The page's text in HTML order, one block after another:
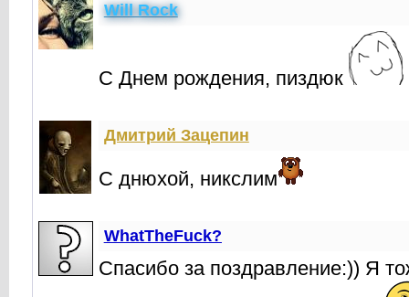
Will Rock
С Днем рождения, пиздюк
Дмитрий Зацепин
С днюхой, никслим
WhatTheFuck?
Спасибо за поздравление:)) Я